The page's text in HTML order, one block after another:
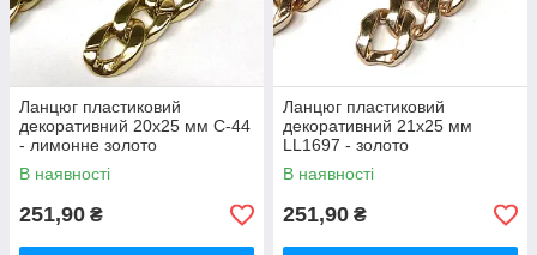
Ланцюг пластиковий
декоративний 20х25 мм C-44
- лимонне золото
В наявності
251,90 ₴
Ланцюг пластиковий
декоративний 21х25 мм
LL1697 - золото
В наявності
251,90 ₴